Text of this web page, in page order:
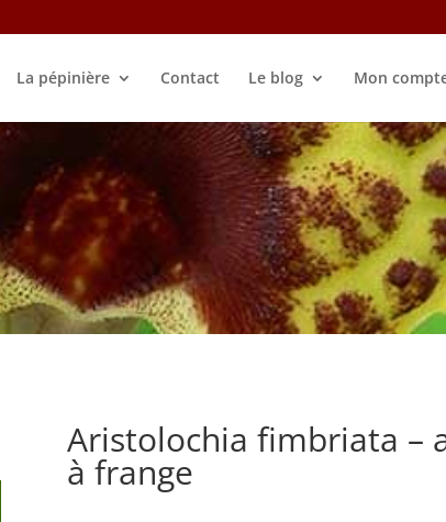
La pépinière Contact Le blog Mon
Aristolochia fimbriata –
à frange